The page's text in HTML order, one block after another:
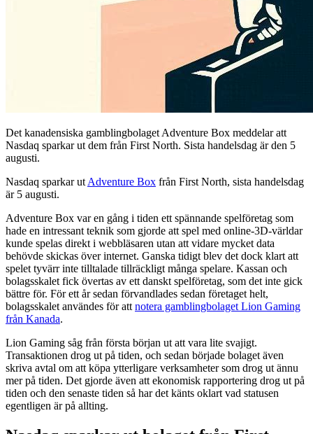
Det kanadensiska gamblingbolaget Adventure Box meddelar att
Nasdaq sparkar ut dem från First North. Sista handelsdag är den 5
augusti.
Nasdaq sparkar ut Adventure Box från First North, sista handelsdag
är 5 augusti.
Adventure Box var en gång i tiden ett spännande spelföretag som
hade en intressant teknik som gjorde att spel med online-3D-världar
kunde spelas direkt i webbläsaren utan att vidare mycket data
behövde skickas över internet. Ganska tidigt blev det dock klart att
spelet tyvärr inte tilltalade tillräckligt många spelare. Kassan och
bolagsskalet fick övertas av ett danskt spelföretag, som det inte gick
bättre för. För ett år sedan förvandlades sedan företaget helt,
bolagsskalet användes för att notera gamblingbolaget Lion Gaming
från Kanada.
Lion Gaming såg från första början ut att vara lite svajigt.
Transaktionen drog ut på tiden, och sedan började bolaget även
skriva avtal om att köpa ytterligare verksamheter som drog ut ännu
mer på tiden. Det gjorde även att ekonomisk rapportering drog ut på
tiden och den senaste tiden så har det känts oklart vad statusen
egentligen är på allting.